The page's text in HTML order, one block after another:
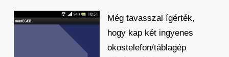
Még tavasszal ígérték,
hogy kap két ingyenes
okostelefon/táblagép